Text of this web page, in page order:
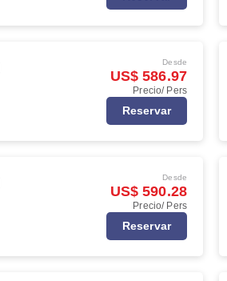
Desde
US$ 586.97
Precio/ Pers
Reservar
Desde
US$ 590.28
Precio/ Pers
Reservar